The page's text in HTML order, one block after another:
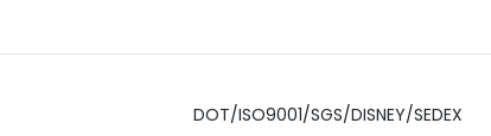
DOT/ISO9001/SGS/DISNEY/SEDEX